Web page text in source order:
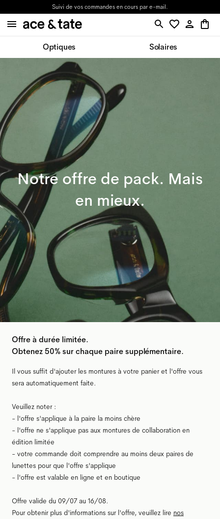
Suivi de vos commandes en cours par e-mail.
Optiques Solaires
Notre offre de pack. Mais
en mieux.
Offre à durée limitée.
Obtenez 50% sur chaque paire supplémentaire.
Il vous suffit d'ajouter les montures à votre panier et l'offre vous
sera automatiquement faite.
Veuillez noter :
- l'offre s'applique à la paire la moins chère
- l'offre ne s'applique pas aux montures de collaboration en
édition limitée
- votre commande doit comprendre au moins deux paires de
lunettes pour que l'offre s'applique
- l'offre est valable en ligne et en boutique
Offre valide du 09/07 au 16/08.
Pour obtenir plus d'informations sur l'offre, veuillez lire nos